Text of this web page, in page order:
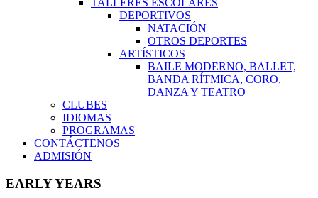
TALLERES ESCOLARES
DEPORTIVOS
NATACIÓN
OTROS DEPORTES
ARTÍSTICOS
BAILE MODERNO, BALLET,
BANDA RÍTMICA, CORO,
DANZA Y TEATRO
CLUBES
IDIOMAS
PROGRAMAS
CONTÁCTENOS
ADMISIÓN
EARLY YEARS